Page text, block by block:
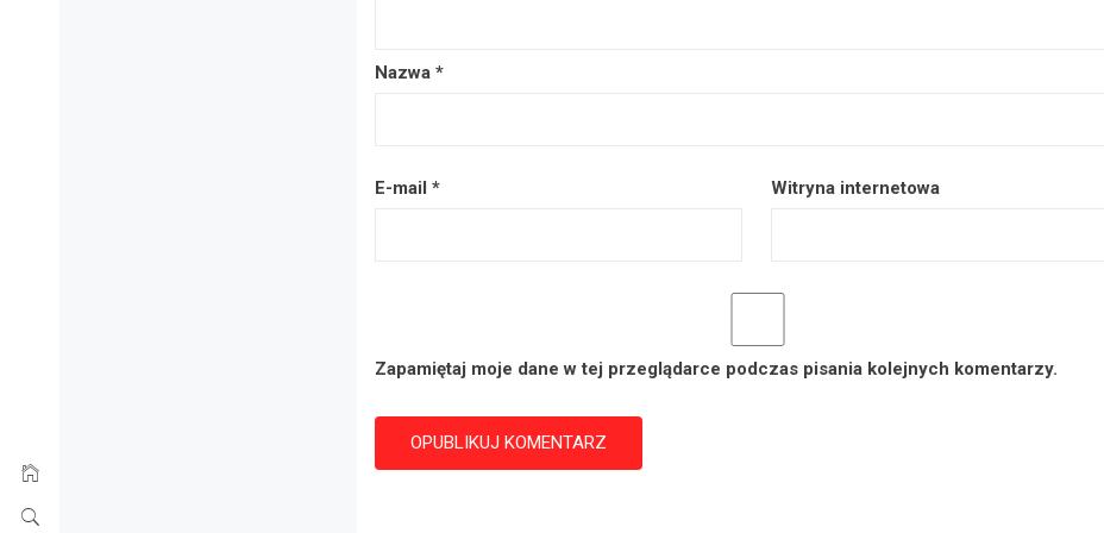
Nazwa *
E-mail * Witryna internetowa
Zapamiętaj moje dane w tej przeglądarce podczas pisania kolejnych komentarzy.